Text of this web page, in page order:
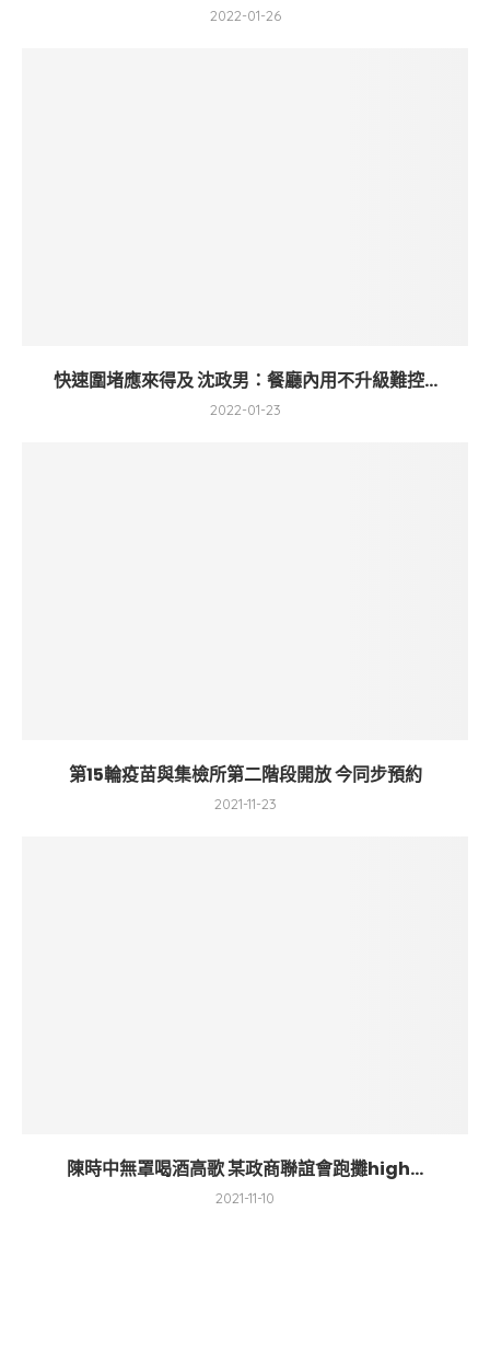
2022-01-26
快速圍堵應來得及 沈政男：餐廳內用不升級難控...
2022-01-23
第15輪疫苗與集檢所第二階段開放 今同步預約
2021-11-23
陳時中無罩喝酒高歌 某政商聯誼會跑攤high...
2021-11-10